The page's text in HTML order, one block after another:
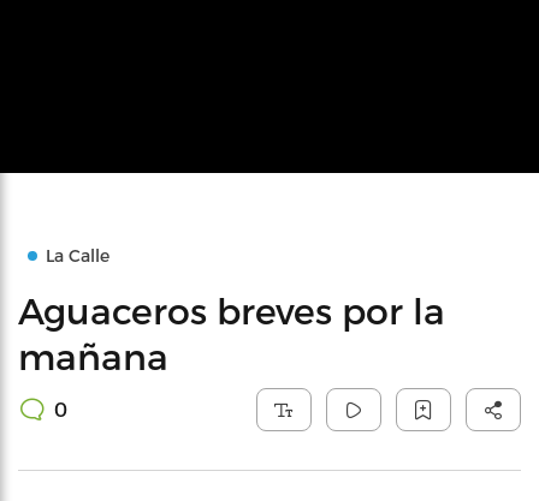
La Calle
Aguaceros breves por la
mañana
0